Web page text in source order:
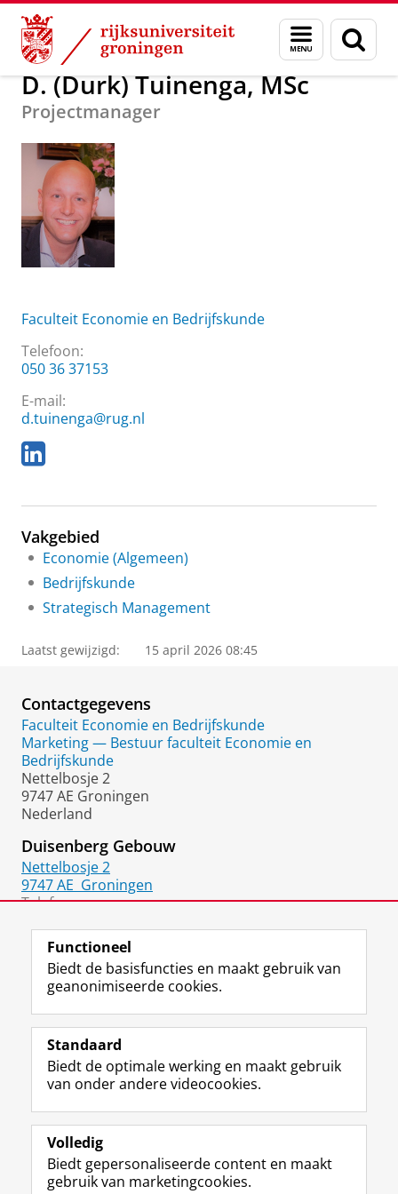
Skip
Content
Skip
Navigation
Menu
en
zoeken
Over ons D. (Durk) Tuinenga, MSc
D. (Durk) Tuinenga, MSc
Projectmanager
Faculteit Economie en Bedrijfskunde
Telefoon:
050 36 37153
E-mail:
d.tuinenga@rug.nl
L
i
k
d
I
n
Vakgebied
Economie (Algemeen)
Bedrijfskunde
Strategisch Management
Laatst gewijzigd: 15 april 2026 08:45
Contactgegevens
Faculteit Economie en Bedrijfskunde
Marketing — Bestuur faculteit Economie en
Bedrijfskunde
Nettelbosje 2
9747 AE Groningen
Nederland
Duisenberg Gebouw
Nettelbosje 2
9747 AE Groningen
Telefoon:
Volg de RUG
F
a
e
b
o
p
a
L
i
k
e
I
-
p
R
S
-
f
e
R
I
n
t
r
m
Y
o
T
e
k
Studiekiezers
Alumni
Over ons
Functioneel
Biedt de basisfuncties en maakt gebruik van
geanonimiseerde cookies.
Standaard
Biedt de optimale werking en maakt gebruik
van onder andere videocookies.
Volledig
Biedt gepersonaliseerde content en maakt
gebruik van marketingcookies.